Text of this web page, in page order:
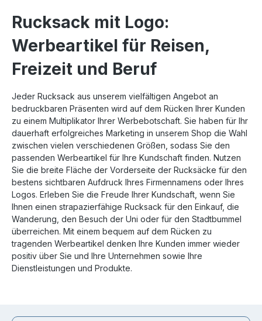
Rucksack mit Logo:
Werbeartikel für Reisen,
Freizeit und Beruf
Jeder Rucksack aus unserem vielfältigen Angebot an
bedruckbaren Präsenten wird auf dem Rücken Ihrer Kunden
zu einem Multiplikator Ihrer Werbebotschaft. Sie haben für Ihr
dauerhaft erfolgreiches Marketing in unserem Shop die Wahl
zwischen vielen verschiedenen Größen, sodass Sie den
passenden Werbeartikel für Ihre Kundschaft finden. Nutzen
Sie die breite Fläche der Vorderseite der Rucksäcke für den
bestens sichtbaren Aufdruck Ihres Firmennamens oder Ihres
Logos. Erleben Sie die Freude Ihrer Kundschaft, wenn Sie
Ihnen einen strapazierfähige Rucksack für den Einkauf, die
Wanderung, den Besuch der Uni oder für den Stadtbummel
überreichen. Mit einem bequem auf dem Rücken zu
tragenden Werbeartikel denken Ihre Kunden immer wieder
positiv über Sie und Ihre Unternehmen sowie Ihre
Dienstleistungen und Produkte.